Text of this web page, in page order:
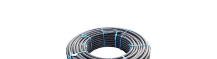
Ventily a armatúry